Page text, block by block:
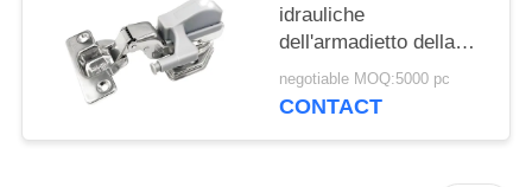
idrauliche
dell'armadietto della
cucina di tocco delle
cerniere di porta del
negotiable MOQ:5000 pc
CONTACT